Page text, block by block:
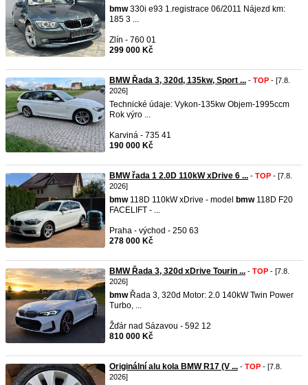
bmw330i e93 1.registrace 06/2011 Nájezd km:
185 3 ...
Zlín - 760 01
299 000 Kč
BMW Řada 3, 320d, 135kw, Sport ... - TOP - [7.8.
2026]
Technické údaje: Vykon-135kw Objem-1995ccm
Rok výro ...
Karviná - 735 41
190 000 Kč
BMW řada 1 2.0D 110kW xDrive 6 ... - TOP - [7.8.
2026]
bmw118D 110kW xDrive - model bmw118D F20
FACELIFT - ...
Praha - východ - 250 63
278 000 Kč
BMW Řada 3, 320d xDrive Tourin ... - TOP - [7.8.
2026]
bmwŘada 3, 320d Motor: 2.0 140kW Twin Power
Turbo, ...
Žďár nad Sázavou - 592 12
810 000 Kč
Originální alu kola BMW R17 (V ... - TOP - [7.8.
2026]